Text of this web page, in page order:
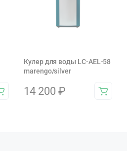
Кулер для воды LC-AEL-58
marengo/silver
14 200 ₽